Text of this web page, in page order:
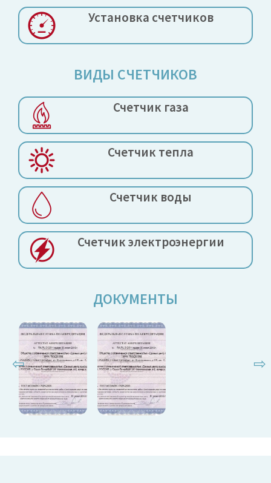
Установка счетчиков
ВИДЫ СЧЕТЧИКОВ
Счетчик газа
Счетчик тепла
Счетчик воды
Счетчик электроэнергии
ДОКУМЕНТЫ
⇦ ⇨